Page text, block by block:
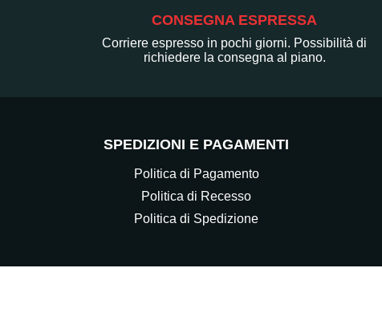
CONSEGNA ESPRESSA
Corriere espresso in pochi giorni. Possibilità di
richiedere la consegna al piano.
SPEDIZIONI E PAGAMENTI
Politica di Pagamento
Politica di Recesso
Politica di Spedizione